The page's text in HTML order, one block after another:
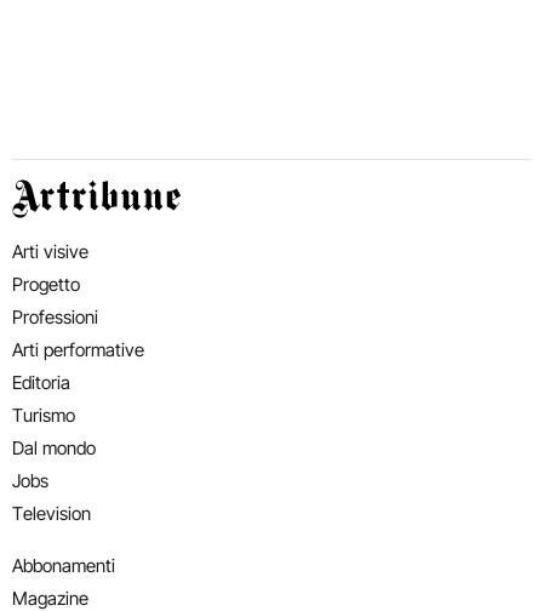
Artribune
Arti visive
Progetto
Professioni
Arti performative
Editoria
Turismo
Dal mondo
Jobs
Television
Abbonamenti
Magazine